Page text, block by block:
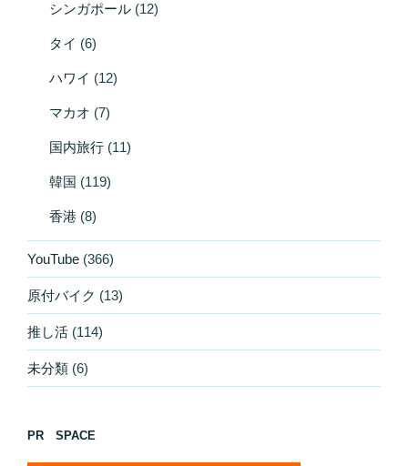
シンガポール (12)
タイ (6)
ハワイ (12)
マカオ (7)
国内旅行 (11)
韓国 (119)
香港 (8)
YouTube (366)
原付バイク (13)
推し活 (114)
未分類 (6)
PR SPACE